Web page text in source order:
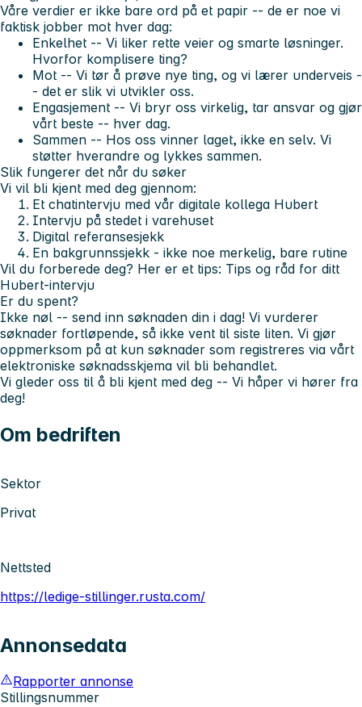
Våre verdier er ikke bare ord på et papir -- de er noe vi
faktisk jobber mot hver dag:
Enkelhet -- Vi liker rette veier og smarte løsninger.
Hvorfor komplisere ting?
Mot -- Vi tør å prøve nye ting, og vi lærer underveis -
- det er slik vi utvikler oss.
Engasjement -- Vi bryr oss virkelig, tar ansvar og gjør
vårt beste -- hver dag.
Sammen -- Hos oss vinner laget, ikke en selv. Vi
støtter hverandre og lykkes sammen.
Slik fungerer det når du søker
Vi vil bli kjent med deg gjennom:
Et chatintervju med vår digitale kollega Hubert
Intervju på stedet i varehuset
Digital referansesjekk
En bakgrunnssjekk - ikke noe merkelig, bare rutine
Vil du forberede deg? Her er et tips: Tips og råd for ditt
Hubert-intervju
Er du spent?
Ikke nøl -- send inn søknaden din i dag! Vi vurderer
søknader fortløpende, så ikke vent til siste liten. Vi gjør
oppmerksom på at kun søknader som registreres via vårt
elektroniske søknadsskjema vil bli behandlet.
Vi gleder oss til å bli kjent med deg -- Vi håper vi hører fra
deg!
Om bedriften
Sektor
Privat
Nettsted
https://ledige-stillinger.rusta.com/
Annonsedata
Rapporter annonse
Stillingsnummer